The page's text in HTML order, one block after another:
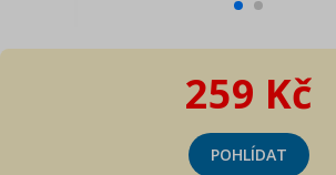
259 Kč
POHLÍDAT